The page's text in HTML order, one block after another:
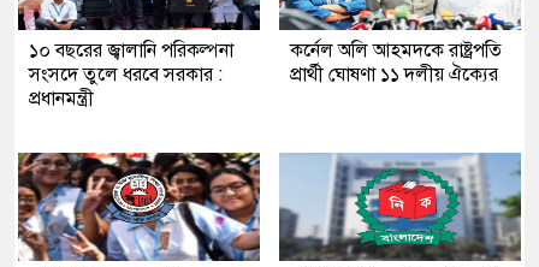
১০ বছরের জ্বালানি পরিকল্পনা
সংসদে তুলে ধরবে সরকার :
প্রধানমন্ত্রী
কর্নেল অলি আহমদকে রাষ্ট্রপতি
প্রার্থী ঘোষণা ১১ দলীয় ঐক্যের